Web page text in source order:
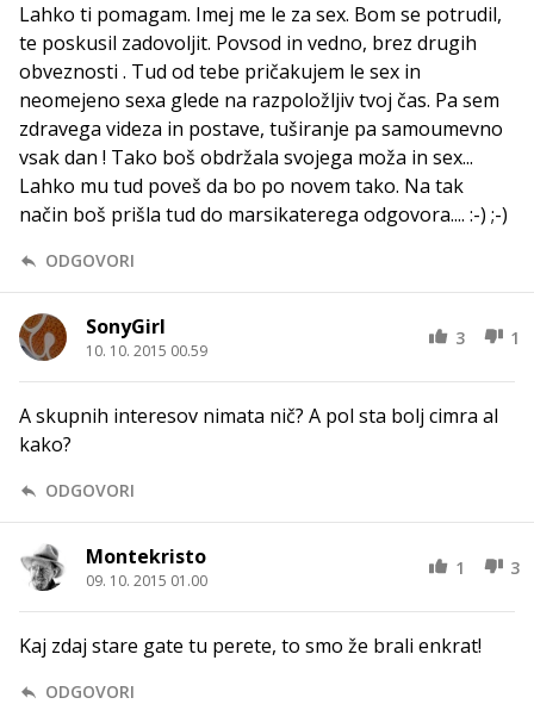
Lahko ti pomagam. Imej me le za sex. Bom se potrudil,
te poskusil zadovoljit. Povsod in vedno, brez drugih
obveznosti . Tud od tebe pričakujem le sex in
neomejeno sexa glede na razpoložljiv tvoj čas. Pa sem
zdravega videza in postave, tuširanje pa samoumevno
vsak dan ! Tako boš obdržala svojega moža in sex...
Lahko mu tud poveš da bo po novem tako. Na tak
način boš prišla tud do marsikaterega odgovora.... :-) ;-)
ODGOVORI
SonyGirl
10. 10. 2015 00.59
3 1
A skupnih interesov nimata nič? A pol sta bolj cimra al
kako?
ODGOVORI
Montekristo
09. 10. 2015 01.00
1 3
Kaj zdaj stare gate tu perete, to smo že brali enkrat!
ODGOVORI